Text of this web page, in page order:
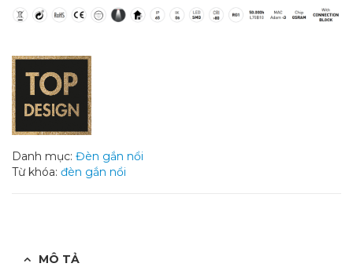
Danh mục: Đèn gắn nổi
Từ khóa: đèn gắn nổi
MÔ TẢ